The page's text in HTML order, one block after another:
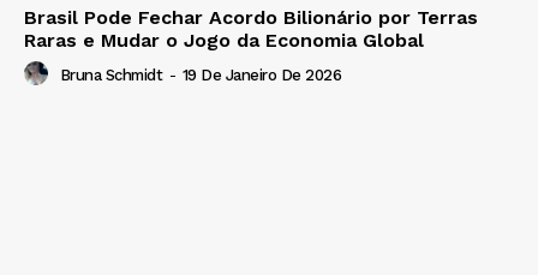
Brasil Pode Fechar Acordo Bilionário por Terras
Raras e Mudar o Jogo da Economia Global
Bruna Schmidt - 19 De Janeiro De 2026